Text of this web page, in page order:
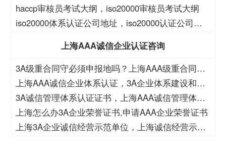
haccp审核员考试大纲，iso20000审核员考试大纲
iso20000体系认证公司地址，iso20000认证公司地
上海AAA诚信企业认证咨询
3A级重合同守必须申报地吗？上海AAA级重合同守
如何认证？
上海AAA诚信企业体系认证，3A企业体系建设和诚
信建设
3A诚信管理体系认证证书，上海AAA诚信管理体系
认证
上海怎么办3A企业荣誉证书,申请AAA企业荣誉证书
上海3A企业诚信经营示范单位，上海诚信经营示范